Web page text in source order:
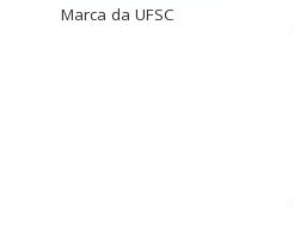
Marca da UFSC